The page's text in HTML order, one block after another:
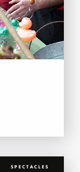
SPECTACLES